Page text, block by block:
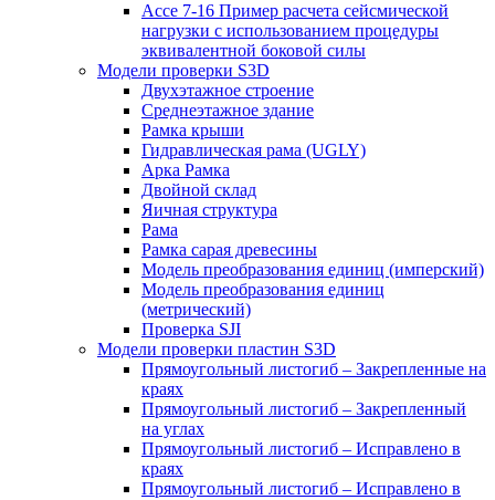
Ассе 7-16 Пример расчета сейсмической
нагрузки с использованием процедуры
эквивалентной боковой силы
Модели проверки S3D
Двухэтажное строение
Среднеэтажное здание
Рамка крыши
Гидравлическая рама (UGLY)
Арка Рамка
Двойной склад
Яичная структура
Рама
Рамка сарая древесины
Модель преобразования единиц (имперский)
Модель преобразования единиц
(метрический)
Проверка SJI
Модели проверки пластин S3D
Прямоугольный листогиб – Закрепленные на
краях
Прямоугольный листогиб – Закрепленный
на углах
Прямоугольный листогиб – Исправлено в
краях
Прямоугольный листогиб – Исправлено в